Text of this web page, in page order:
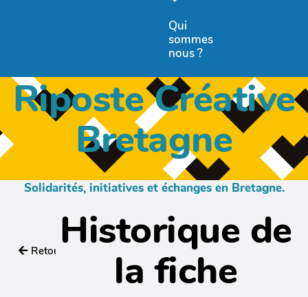
Qui
sommes
nous ?
Riposte Créative
Bretagne
Solidarités, initiatives et échanges en Bretagne.
Retour Historique de
la fiche